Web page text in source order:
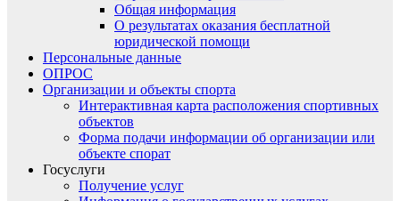
Общая информация
О результатах оказания бесплатной
юридической помощи
Персональные данные
ОПРОС
Организации и объекты спорта
Интерактивная карта расположения спортивных
объектов
Форма подачи информации об организации или
объекте спорат
Госуслуги
Получение услуг